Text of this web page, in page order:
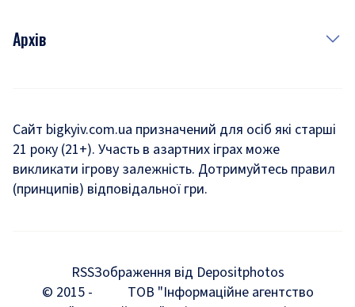
Архів
Комуналка
Хроніки війни
Мегаполіс
Сайт bigkyiv.com.ua призначений для осіб які старші
21 року (21+). Участь в азартних іграх може
викликати ігрову залежність. Дотримуйтесь правил
(принципів) відповідальної гри.
RSSЗображення від Depositphotos
© 2015 -
ТОВ "Інформаційне агентство